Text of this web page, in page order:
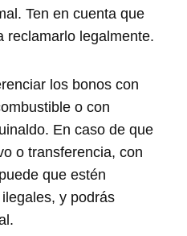
Ten en cuenta que
reclamarlo legalmente.
los bonos con
o con
En caso de que
o transferencia, con
que estén
y podrás